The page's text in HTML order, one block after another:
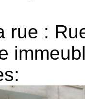
rue :